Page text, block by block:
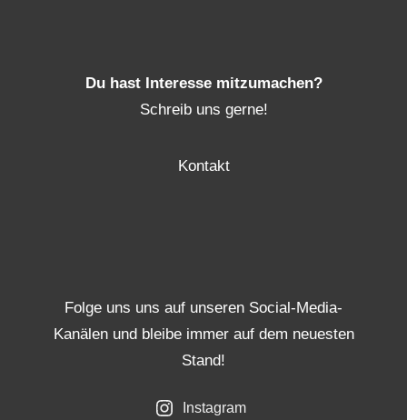
Du hast Interesse mitzumachen?
Schreib uns gerne!
Kontakt
Folge uns uns auf unseren Social-Media-
Kanälen und bleibe immer auf dem neuesten
Stand!
Instagram